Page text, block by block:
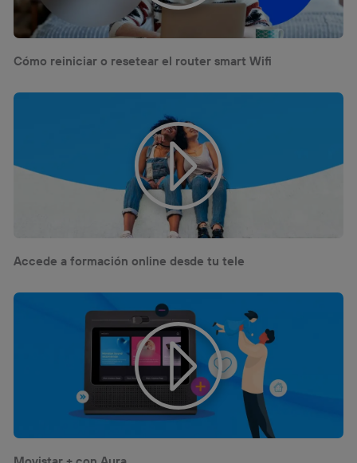
Cómo reiniciar o resetear el router smart Wifi
Accede a formación online desde tu tele